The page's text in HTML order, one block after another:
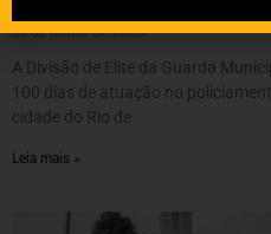
23 de junho de 2026
A Divisão de Elite da Guarda
100 dias de atuação no
cidade do Rio de
Leia mais »